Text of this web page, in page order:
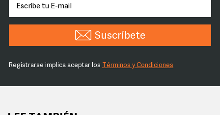
Suscríbete
Registrarse implica aceptar los Términos y Condiciones